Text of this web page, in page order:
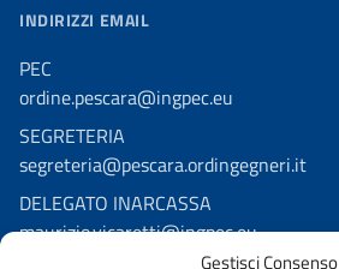
Gestisci Consenso
INDIRIZZI EMAIL
PEC
ordine.pescara@ingpec.eu
SEGRETERIA
segreteria@pescara.ordingegneri.it
DELEGATO INARCASSA
maurizio.vicaretti@ingpec.eu